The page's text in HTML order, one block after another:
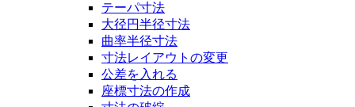
テーパ寸法
大径円半径寸法
曲率半径寸法
寸法レイアウトの変更
公差を入れる
座標寸法の作成